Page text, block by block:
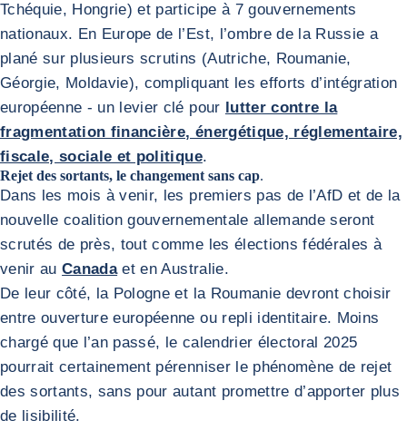
Tchéquie, Hongrie) et participe à 7 gouvernements
nationaux. En Europe de l’Est, l’ombre de la Russie a
plané sur plusieurs scrutins (Autriche, Roumanie,
Géorgie, Moldavie), compliquant les efforts d’intégration
européenne - un levier clé pour lutter contre la
fragmentation financière, énergétique, réglementaire,
fiscale, sociale et politique.
Rejet des sortants, le changement sans cap.
Dans les mois à venir, les premiers pas de l’AfD et de la
nouvelle coalition gouvernementale allemande seront
scrutés de près, tout comme les élections fédérales à
venir auCanadaet en Australie.
De leur côté, la Pologne et la Roumanie devront choisir
entre ouverture européenne ou repli identitaire. Moins
chargé que l’an passé, le calendrier électoral 2025
pourrait certainement pérenniser le phénomène de rejet
des sortants, sans pour autant promettre d’apporter plus
de lisibilité.